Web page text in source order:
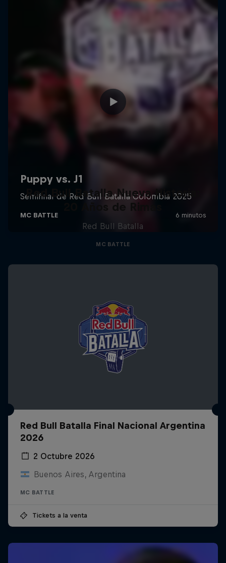
Red Bull Batalla Nueva Historia:
20 Años de Rimas
Red Bull Batalla
MC BATTLE
Red Bull Batalla Final Nacional Argentina
2026
2 Octubre 2026
Buenos Aires, Argentina
MC BATTLE
Tickets a la venta